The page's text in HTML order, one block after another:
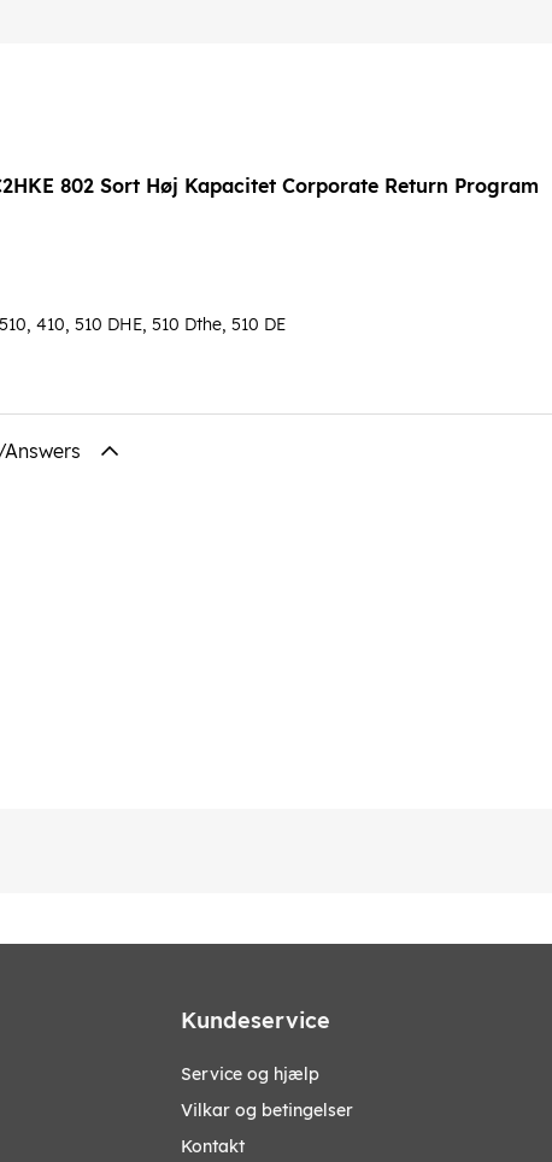
802 Sort Høj Kapacitet Corporate Return Program
410, 510 DHE, 510 Dthe, 510 DE
Kundeservice
Service og hjælp
Vilkar og betingelser
Kontakt